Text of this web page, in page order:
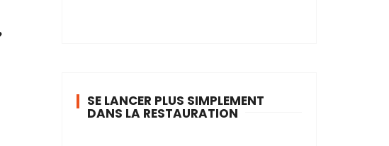
SE LANCER PLUS SIMPLEMENT
DANS LA RESTAURATION